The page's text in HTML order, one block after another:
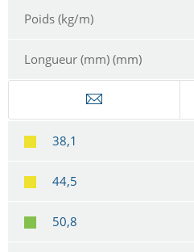
Poids (kg/m)
Longueur (mm) (mm)
38,1
44,5
50,8